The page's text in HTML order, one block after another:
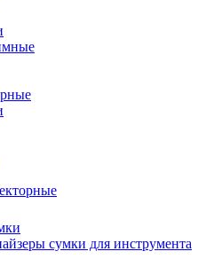
сумки для инструмента